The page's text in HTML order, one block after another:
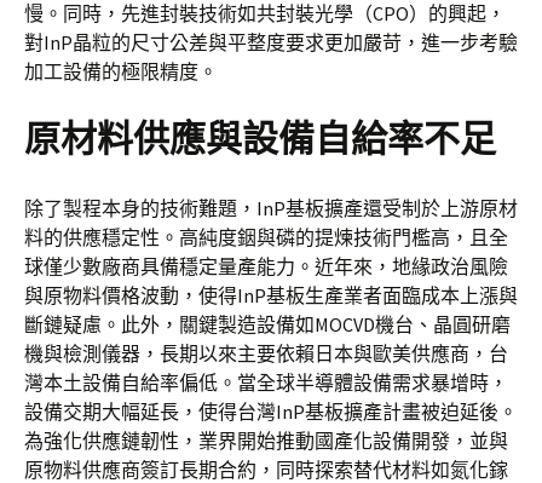
慢。同時，先進封裝技術如共封裝光學（CPO）的興起，
對InP晶粒的尺寸公差與平整度要求更加嚴苛，進一步考驗
加工設備的極限精度。
原材料供應與設備自給率不足
除了製程本身的技術難題，InP基板擴產還受制於上游原材
料的供應穩定性。高純度銦與磷的提煉技術門檻高，且全
球僅少數廠商具備穩定量產能力。近年來，地緣政治風險
與原物料價格波動，使得InP基板生產業者面臨成本上漲與
斷鏈疑慮。此外，關鍵製造設備如MOCVD機台、晶圓研磨
機與檢測儀器，長期以來主要依賴日本與歐美供應商，台
灣本土設備自給率偏低。當全球半導體設備需求暴增時，
設備交期大幅延長，使得台灣InP基板擴產計畫被迫延後。
為強化供應鏈韌性，業界開始推動國產化設備開發，並與
原物料供應商簽訂長期合約，同時探索替代材料如氮化鎵